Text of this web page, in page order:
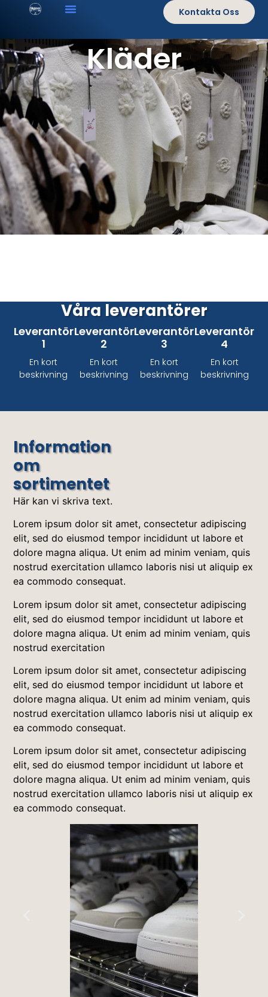
Kontakta Oss
Kläder
Våra leverantörer
Leverantör
1
En kort
beskrivning
Leverantör
2
En kort
beskrivning
Leverantör
3
En kort
beskrivning
Leverantör
4
En kort
beskrivning
Information
om
sortimentet
Här kan vi skriva text.
Lorem ipsum dolor sit amet, consectetur adipiscing
elit, sed do eiusmod tempor incididunt ut labore et
dolore magna aliqua. Ut enim ad minim veniam, quis
nostrud exercitation ullamco laboris nisi ut aliquip ex
ea commodo consequat.
Lorem ipsum dolor sit amet, consectetur adipiscing
elit, sed do eiusmod tempor incididunt ut labore et
dolore magna aliqua. Ut enim ad minim veniam, quis
nostrud exercitation
Lorem ipsum dolor sit amet, consectetur adipiscing
elit, sed do eiusmod tempor incididunt ut labore et
dolore magna aliqua. Ut enim ad minim veniam, quis
nostrud exercitation ullamco laboris nisi ut aliquip ex
ea commodo consequat.
Lorem ipsum dolor sit amet, consectetur adipiscing
elit, sed do eiusmod tempor incididunt ut labore et
dolore magna aliqua. Ut enim ad minim veniam, quis
nostrud exercitation ullamco laboris nisi ut aliquip ex
ea commodo consequat.